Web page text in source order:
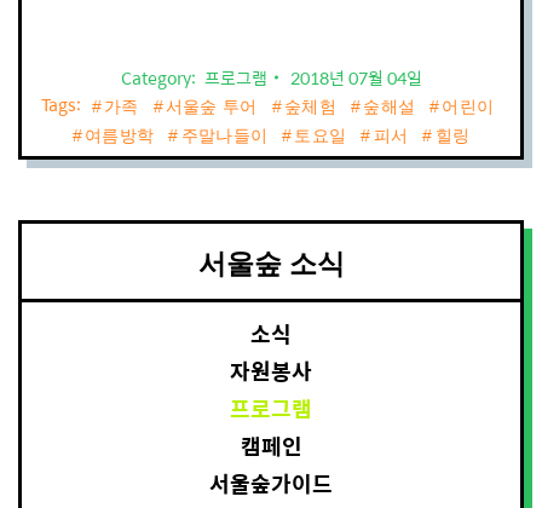
Category: 프로그램
2018년 07월 04일
Tags:
가족 서울숲 투어 숲체험 숲해설
어린이
여름방학
주말나들이 토요일 피서 힐링
서울숲 소식
소식
자원봉사
프로그램
캠페인
서울숲가이드